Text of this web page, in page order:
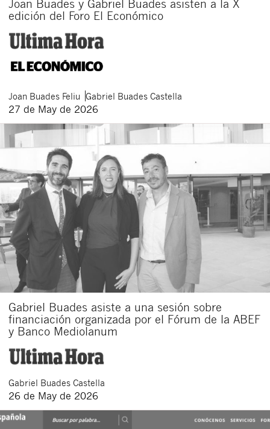
Joan Buades y Gabriel Buades asisten a la X
edición del Foro El Económico
Joan Buades Feliu Gabriel Buades Castella
27 de May de 2026
Gabriel Buades asiste a una sesión sobre
financiación organizada por el Fórum de la ABEF
y Banco Mediolanum
Gabriel Buades Castella
26 de May de 2026
I agree to receive communications about new
I accept
the
legal
conditions
By clicking the submit button you declare to have read the following
basic information about privacy
to access, rectify and delete the data, as well as other rights as
explained in theprivacy policy of our website.